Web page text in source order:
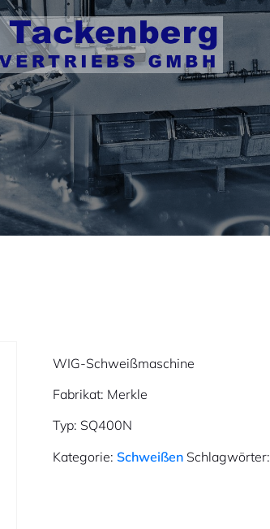
WIG-Schweißmaschine
Fabrikat: Merkle
Typ: SQ400N
Kategorie: Schweißen Schlagwörter: